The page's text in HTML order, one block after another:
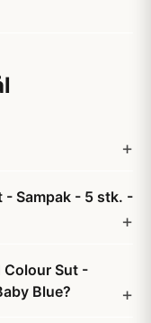
- Sampak - 5 stk. -
Colour Sut -
Blue?